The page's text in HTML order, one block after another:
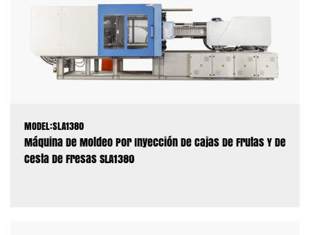
MODEL:SLA1380
Máquina De Moldeo Por Inyección De Cajas De Frutas Y De
Cesta De Fresas SLA1380